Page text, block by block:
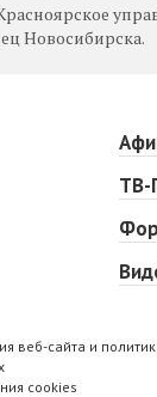
Новосибирска.
ТВ-
веб-сайта и
cookies